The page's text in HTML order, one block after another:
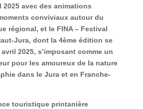
2025 avec des animations
conviviaux autour du
régional, et le FINA – Festival
Jura, dont la 4ème édition se
2025, s’imposant comme un
pour les amoureux de la nature
dans le Jura et en Franche-
touristique printanière